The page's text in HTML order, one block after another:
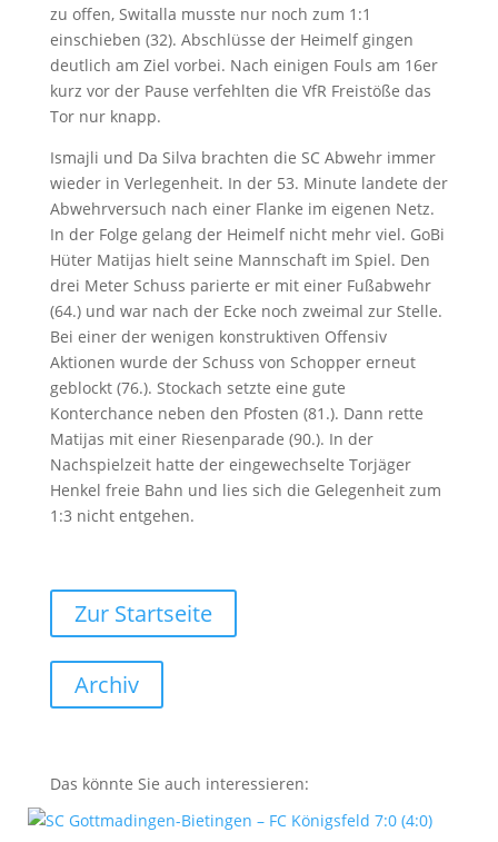
zu offen, Switalla musste nur noch zum 1:1
einschieben (32). Abschlüsse der Heimelf gingen
deutlich am Ziel vorbei. Nach einigen Fouls am 16er
kurz vor der Pause verfehlten die VfR Freistöße das
Tor nur knapp.
Ismajli und Da Silva brachten die SC Abwehr immer
wieder in Verlegenheit. In der 53. Minute landete der
Abwehrversuch nach einer Flanke im eigenen Netz.
In der Folge gelang der Heimelf nicht mehr viel. GoBi
Hüter Matijas hielt seine Mannschaft im Spiel. Den
drei Meter Schuss parierte er mit einer Fußabwehr
(64.) und war nach der Ecke noch zweimal zur Stelle.
Bei einer der wenigen konstruktiven Offensiv
Aktionen wurde der Schuss von Schopper erneut
geblockt (76.). Stockach setzte eine gute
Konterchance neben den Pfosten (81.). Dann rette
Matijas mit einer Riesenparade (90.). In der
Nachspielzeit hatte der eingewechselte Torjäger
Henkel freie Bahn und lies sich die Gelegenheit zum
1:3 nicht entgehen.
Zur Startseite
Archiv
Das könnte Sie auch interessieren: